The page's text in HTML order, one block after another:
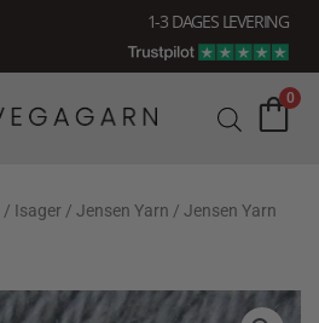
1-3 DAGES LEVERING
0
/ Isager / Jensen Yarn / Jensen Yarn